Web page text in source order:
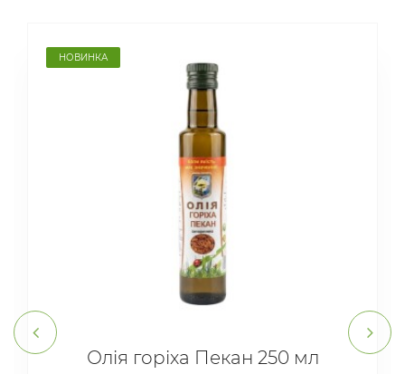
НОВИНКА
Олія горіха Пекан 250 мл